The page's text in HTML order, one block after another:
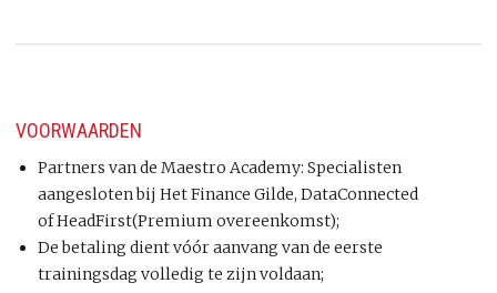
VOORWAARDEN
Partners van de Maestro Academy: Specialisten
aangesloten bij Het Finance Gilde, DataConnected
of HeadFirst(Premium overeenkomst);
De betaling dient vóór aanvang van de eerste
trainingsdag volledig te zijn voldaan;